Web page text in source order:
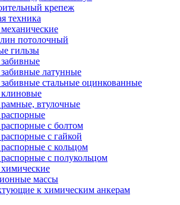
крепеж
техника
потолочный
гильзы
латунные
стальные оцинкованные
втулочные
с болтом
с гайкой
с кольцом
с полукольцом
массы
к химическим анкерам